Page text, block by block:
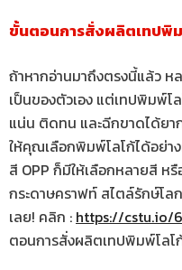
ขั้นตอนการสั่งผลิตเทปพิ
ถ้าหากอ่านมาถึงตรงนี้แล้ว
เป็นของตัวเอง แต่เทปพิมพ์
แน่น ติดทน และฉีกขาดได้ยา
ให้คุณเลือกพิมพ์โลโก้ได้อย่า
สี OPP ก็มีให้เลือกหลายสี ห
กระดาษคราฟท์ สไตล์รักษ์โล
เลย! คลิก : https://cstu.io/
ตอนการสั่งผลิตเทปพิมพ์โลโ